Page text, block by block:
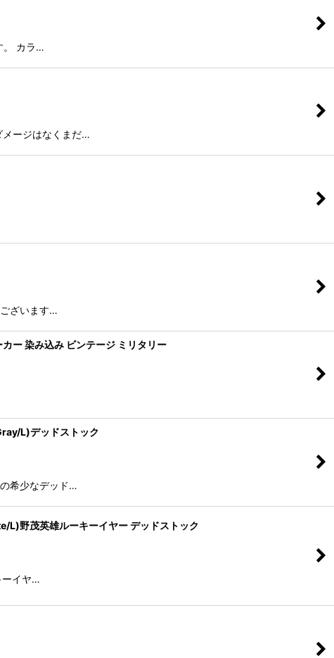
。 カラ…
メージはなくまだ…
ざいます…
ー 染み込み ビンテージ ミリタリー
L)デッドストック
希少なデッド…
野茂英雄ルーキーイヤー デッドストック
ーイヤ…